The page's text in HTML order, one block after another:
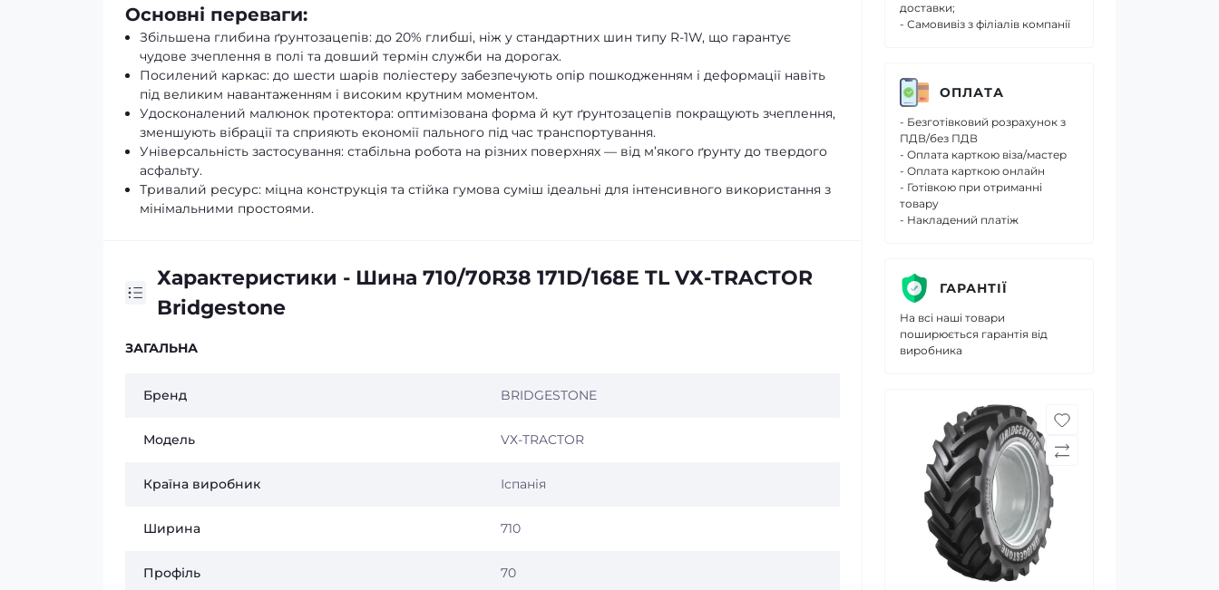
Основні переваги:
Збільшена глибина ґрунтозацепів: до 20% глибші, ніж у стандартних шин типу R-1W, що гарантує
чудове зчеплення в полі та довший термін служби на дорогах.
Посилений каркас: до шести шарів поліестеру забезпечують опір пошкодженням і деформації навіть
під великим навантаженням і високим крутним моментом.
Удосконалений малюнок протектора: оптимізована форма й кут ґрунтозацепів покращують зчеплення,
зменшують вібрації та сприяють економії пального під час транспортування.
Універсальність застосування: стабільна робота на різних поверхнях — від м’якого ґрунту до твердого
асфальту.
Тривалий ресурс: міцна конструкція та стійка гумова суміш ідеальні для інтенсивного використання з
мінімальними простоями.
Характеристики - Шина 710/70R38 171D/168E TL VХ-TRACTOR
Bridgestone
ЗАГАЛЬНА
Бренд BRIDGESTONE
Модель VХ-TRACTOR
Країна виробник Іспанія
Ширина 710
Профіль 70
доставки;
- Самовивіз з філіалів компанії
ОПЛАТА
- Безготівковий розрахунок з
ПДВ/без ПДВ
- Оплата карткою віза/мастер
- Оплата карткою онлайн
- Готівкою при отриманні
товару
- Накладений платіж
ГАРАНТІЇ
На всі наші товари
поширюється гарантія від
виробника